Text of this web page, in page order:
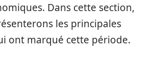
Dans cette section,
les principales
ont marqué cette période.